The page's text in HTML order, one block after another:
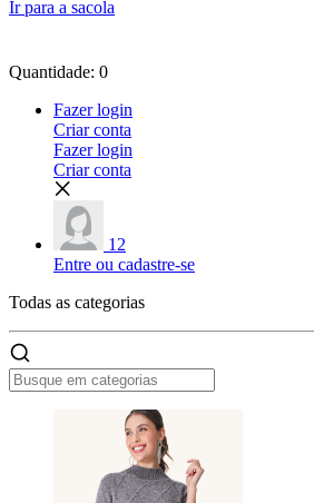
Ir para a sacola
Quantidade: 0
Fazer login
Criar conta
Fazer login
Criar conta
12
Entre ou cadastre-se
Todas as categorias